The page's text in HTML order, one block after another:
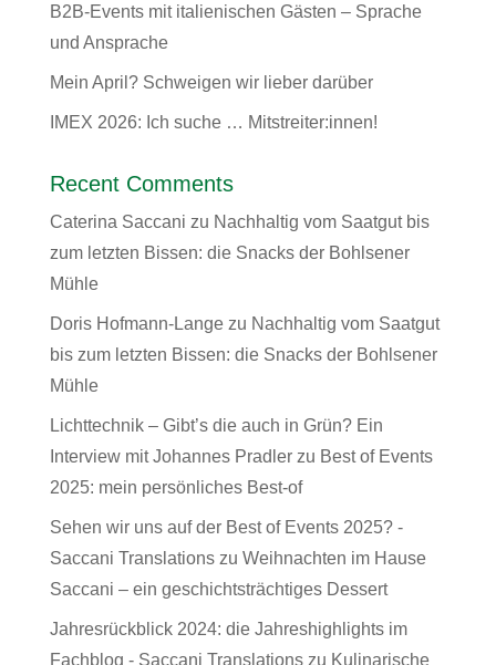
B2B-Events mit italienischen Gästen – Sprache
und Ansprache
Mein April? Schweigen wir lieber darüber
IMEX 2026: Ich suche … Mitstreiter:innen!
Recent Comments
Caterina Saccani zu Nachhaltig vom Saatgut bis
zum letzten Bissen: die Snacks der Bohlsener
Mühle
Doris Hofmann-Langezu Nachhaltig vom Saatgut
bis zum letzten Bissen: die Snacks der Bohlsener
Mühle
Lichttechnik – Gibt’s die auch in Grün? Ein
Interview mit Johannes Pradlerzu Best of Events
2025: mein persönliches Best-of
Sehen wir uns auf der Best of Events 2025? -
Saccani Translationszu Weihnachten im Hause
Saccani – ein geschichtsträchtiges Dessert
Jahresrückblick 2024: die Jahreshighlights im
Fachblog - Saccani Translationszu Kulinarische